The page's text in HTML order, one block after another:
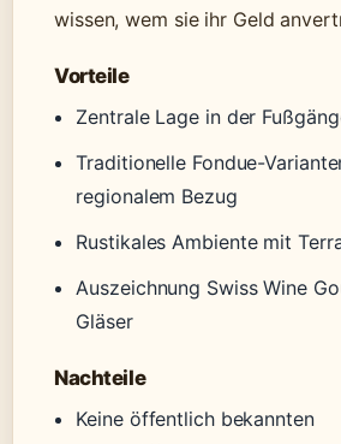
wissen, wem sie ihr Geld
Vorteile
Zentrale Lage in der
Traditionelle Fondue-
regionalem Bezug
Rustikales Ambiente mit
Auszeichnung Swiss Wine
Gläser
Nachteile
Keine öffentlich bekannten